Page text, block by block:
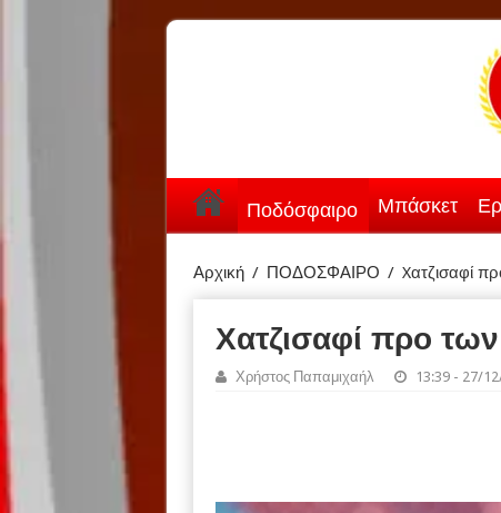
Ποδόσφαιρο Μπάσκετ
Αρχική / ΠΟΔΟΣΦΑΙΡΟ / Xατζισαφί
Xατζισαφί προ
Χρήστος Παπαμιχαήλ 13:39 - 27/